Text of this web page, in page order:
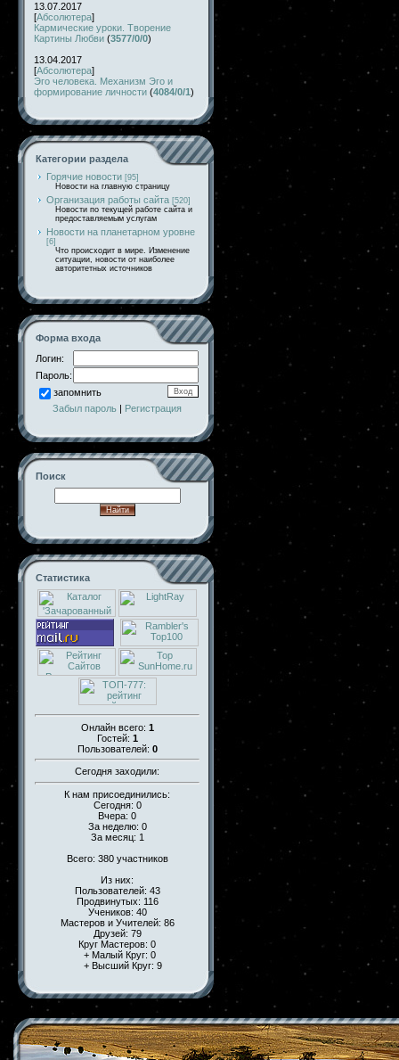
13.07.2017
[Абсолютера]
Кармические уроки. Творение
Картины Любви (3577/0/0)
13.04.2017
[Абсолютера]
Эго человека. Механизм Эго и
формирование личности (4084/0/1)
Категории раздела
Горячие новости [95]
Новости на главную страницу
Организация работы сайта [520]
Новости по текущей работе сайта и
предоставляемым услугам
Новости на планетарном уровне
[6]
Что происходит в мире. Изменение
ситуации, новости от наиболее
авторитетных источников
Форма входа
Логин:
Пароль:
запомнить
Забыл пароль | Регистрация
Поиск
Статистика
Онлайн всего: 1
Гостей: 1
Пользователей: 0
Сегодня заходили:
К нам присоединились:
Сегодня: 0
Вчера: 0
За неделю: 0
За месяц: 1
Всего: 380 участников
Из них:
Пользователей: 43
Продвинутых: 116
Учеников: 40
Мастеров и Учителей: 86
Друзей: 79
Круг Мастеров: 0
+ Малый Круг: 0
+ Высший Круг: 9